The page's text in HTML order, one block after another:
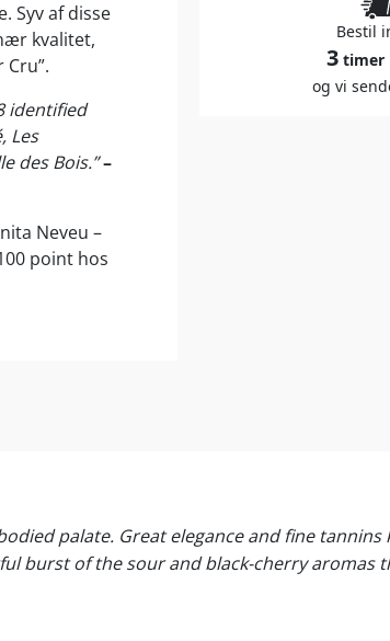
Syv af disse
kvalitet,
identified
Les
des Bois.”–
Neveu –
point hos
Bestil
3timer
og vi
palate. Great elegance and fine tannins
burst of the sour and black-cherry aromas